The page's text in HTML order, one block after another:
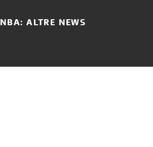
NBA: ALTRE NEWS